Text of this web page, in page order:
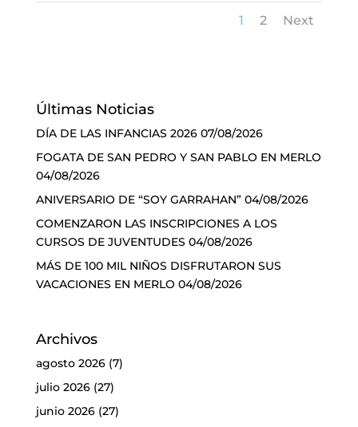
1 2 Next
Últimas Noticias
DÍA DE LAS INFANCIAS 2026 07/08/2026
FOGATA DE SAN PEDRO Y SAN PABLO EN MERLO
04/08/2026
ANIVERSARIO DE “SOY GARRAHAN” 04/08/2026
COMENZARON LAS INSCRIPCIONES A LOS
CURSOS DE JUVENTUDES 04/08/2026
MÁS DE 100 MIL NIÑOS DISFRUTARON SUS
VACACIONES EN MERLO 04/08/2026
Archivos
agosto 2026(7)
julio 2026(27)
junio 2026(27)